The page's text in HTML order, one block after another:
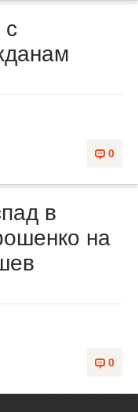
0
в
на
0